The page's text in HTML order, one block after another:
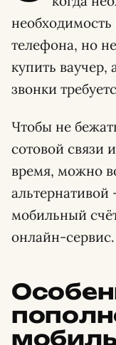
телефона, но
купить ваучер,
звонки
Чтобы не
сотовой связи
время, можно
альтернативой
мобильный
онлайн-сервис.